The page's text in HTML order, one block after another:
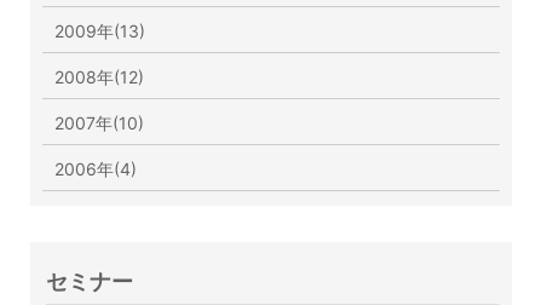
2009年(13)
2008年(12)
2007年(10)
2006年(4)
セミナー